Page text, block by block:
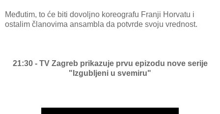
Međutim, to će biti dovoljno koreografu Franji Horvatu i
ostalim članovima ansambla da potvrde svoju vrednost.
21:30 - TV Zagreb prikazuje prvu epizodu nove serije
"Izgubljeni u svemiru"